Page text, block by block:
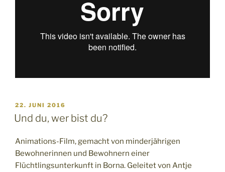
VERÖFFENTLICHT
AM
22. JUNI 2016
Und du, wer bist du?
Animations-Film, gemacht von minderjährigen
Bewohnerinnen und Bewohnern einer
Flüchtlingsunterkunft in Borna. Geleitet von Antje